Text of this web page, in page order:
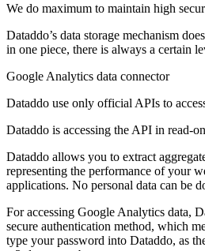
We do maximum to maintain high
Dataddo’s data storage mechanism
in one piece, there is always a certain
Google Analytics data connector
Dataddo use only official APIs to
Dataddo is accessing the API in read-
Dataddo allows you to extract
representing the performance of your
applications. No personal data can be
For accessing Google Analytics data,
secure authentication method, which
type your password into Dataddo, as